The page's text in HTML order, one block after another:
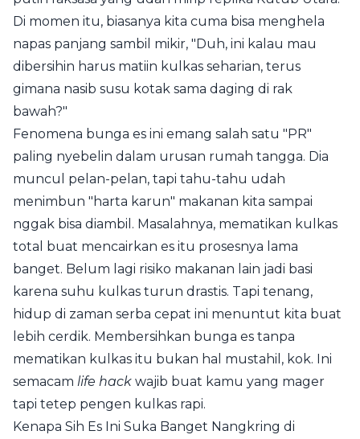
Di momen itu, biasanya kita cuma bisa menghela
napas panjang sambil mikir, "Duh, ini kalau mau
dibersihin harus matiin kulkas seharian, terus
gimana nasib susu kotak sama daging di rak
bawah?"
Fenomena bunga es ini emang salah satu "PR"
paling nyebelin dalam urusan rumah tangga. Dia
muncul pelan-pelan, tapi tahu-tahu udah
menimbun "harta karun" makanan kita sampai
nggak bisa diambil. Masalahnya, mematikan kulkas
total buat mencairkan es itu prosesnya lama
banget. Belum lagi risiko makanan lain jadi basi
karena suhu kulkas turun drastis. Tapi tenang,
hidup di zaman serba cepat ini menuntut kita buat
lebih cerdik. Membersihkan bunga es tanpa
mematikan kulkas itu bukan hal mustahil, kok. Ini
semacam life hack wajib buat kamu yang mager
tapi tetep pengen kulkas rapi.
Kenapa Sih Es Ini Suka Banget Nangkring di